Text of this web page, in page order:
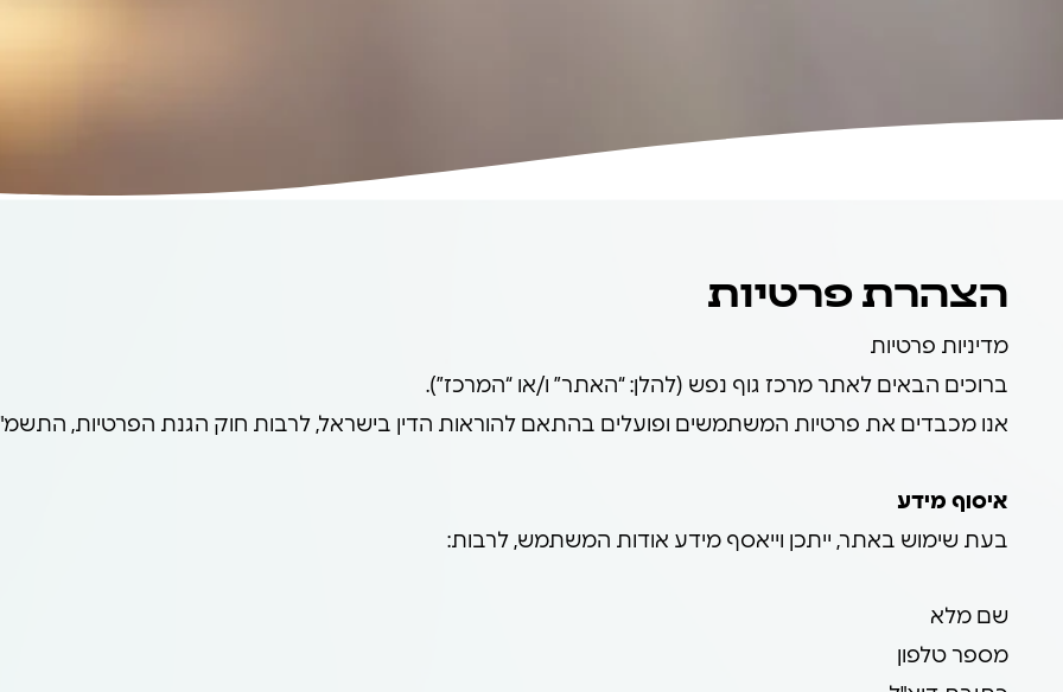
הצהרת פרטיות
מדיניות פרטיות
ברוכים הבאים לאתר מרכז גוף נפש (להלן: “האתר” ו/או “המרכז”).
אנו מכבדים את פרטיות המשתמשים ופועלים בהתאם להוראות הדין בישראל, לרבות חוק הגנת הפרטיות,
איסוף מידע
בעת שימוש באתר, ייתכן וייאסף מידע אודות המשתמש, לרבות:
שם מלא
מספר טלפון